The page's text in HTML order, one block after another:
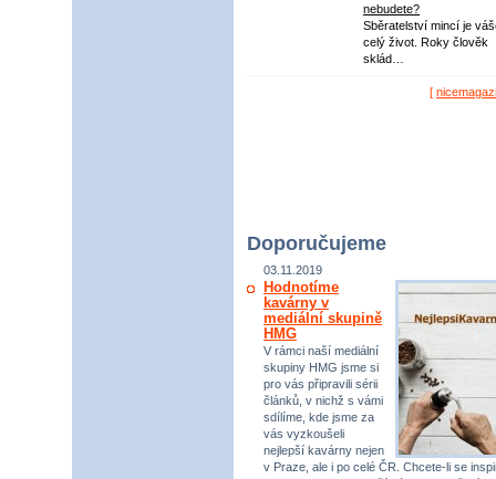
nebudete?
Sběratelství mincí je
celý život. Roky člověk
sklád…
[
Doporučujeme
03.11.2019
Hodnotíme
kavárny v
mediální skupině
HMG
V rámci naší mediální
skupiny HMG jsme si
pro vás připravili sérii
článků, v nichž s vámi
sdílíme, kde jsme za
vás vyzkoušeli
nejlepší kavárny nejen
v Praze, ale i po celé ČR. Chcete-li se